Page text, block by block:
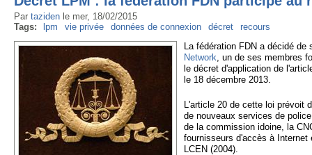
Par taziden le mer, 18/02/2015
Tags:
lpm vie privée données de connexion décret
recours
La fédération FDN a décidé
Network, un de ses membres
le décret d'application de
le 18 décembre 2013.
L'article 20 de cette loi prévoit
de nouveaux services de
de la commission idoine, la
fournisseurs d'accès à
LCEN (2004).